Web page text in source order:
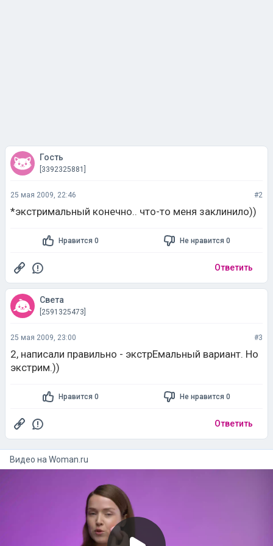
Гость
[3392325881]
25 мая 2009, 22:46 #2
*экстримальный конечно.. что-то меня заклинило))
Нравится 0 Не нравится 0
Ответить
Света
[2591325473]
25 мая 2009, 23:00 #3
2, написали правильно - экстрЕмальный вариант. Но
экстрим.))
Нравится 0 Не нравится 0
Ответить
Видео на woman.ru